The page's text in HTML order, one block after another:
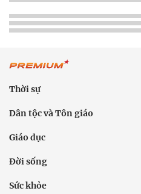
Thời sự
Dân tộc và Tôn giáo
Giáo dục
Đời sống
Sức khỏe